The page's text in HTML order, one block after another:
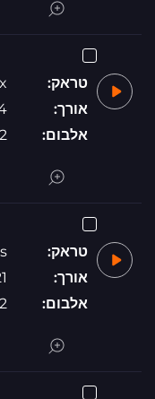
טראק:
אורך:
אלבום:
טראק:
אורך:
אלבום: